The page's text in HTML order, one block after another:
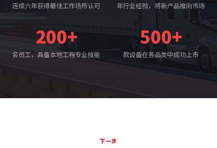
连续六年获得最佳工作场所认可 年行业经验，将新产品推向市场
200+
名员工，具备本地工程专业技能
500+
款设备在各品类中成功上市
下一步